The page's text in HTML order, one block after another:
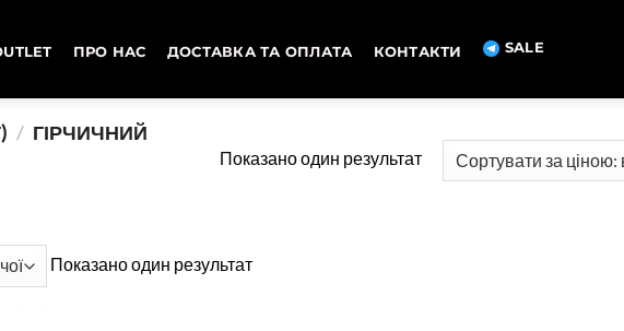
ПРО НАС ДОСТАВКА ТА ОПЛАТА КОНТАКТИ SALE
/ ГІРЧИЧНИЙ
Показано один результат
Показано один результат